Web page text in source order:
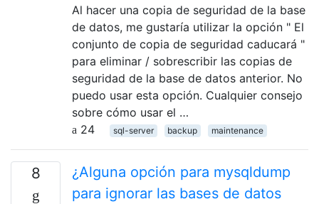
Al hacer una copia de seguridad de la base
de datos, me gustaría utilizar la opción " El
conjunto de copia de seguridad caducará "
para eliminar / sobrescribir las copias de
seguridad de la base de datos anterior. No
puedo usar esta opción. Cualquier consejo
sobre cómo usar el …
24
sql-server backup maintenance
8
¿Alguna opción para mysqldump
para ignorar las bases de datos